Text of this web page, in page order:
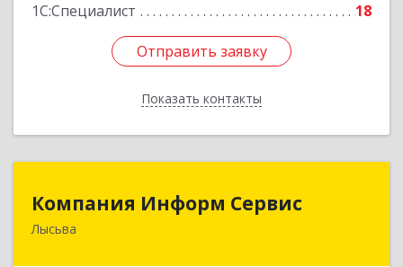
1С:Специалист
18
Отправить заявку
Показать контакты
Отправить заявку
Назад
Компания Информ Сервис
Лысьва
Компания Информ Сервис
618909, Пермский край, Лысьва г, Металлистов